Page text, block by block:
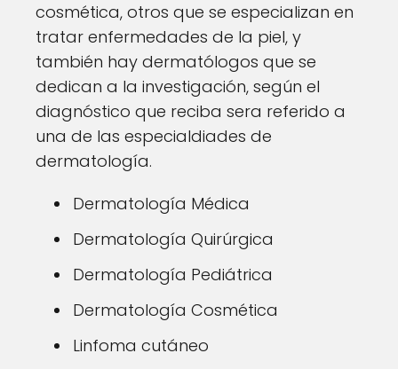
cosmética, otros que se especializan en
tratar enfermedades de la piel, y
también hay dermatólogos que se
dedican a la investigación, según el
diagnóstico que reciba sera referido a
una de las especialdiades de
dermatología.
Dermatología Médica
Dermatología Quirúrgica
Dermatología Pediátrica
Dermatología Cosmética
Linfoma cutáneo